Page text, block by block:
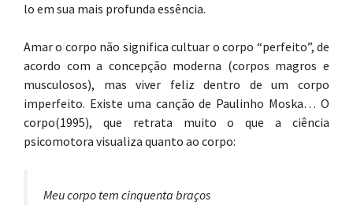
lo em sua mais profunda essência.
Amar o corpo não significa cultuar o corpo “perfeito”, de
acordo com a concepção moderna (corpos magros e
musculosos), mas viver feliz dentro de um corpo
imperfeito. Existe uma canção de Paulinho Moska… O
corpo(1995), que retrata muito o que a ciência
psicomotora visualiza quanto ao corpo:
Meu corpo tem cinquenta braços